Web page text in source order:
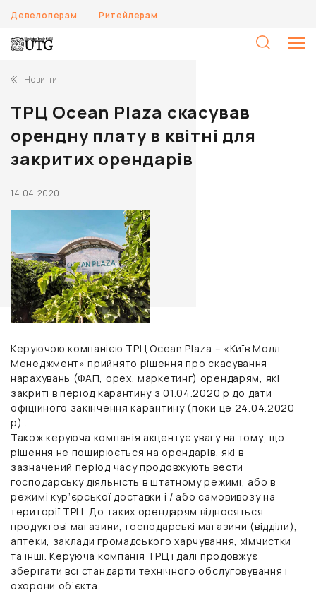
Девелоперам Ритейлерам
Новини
ТРЦ Ocean Plaza скасував
орендну плату в квітні для
закритих орендарів
14.04.2020
Керуючою компанією ТРЦ Ocean Plaza – «Київ Молл
Менеджмент» прийнято рішення про скасування
нарахувань (ФАП, opeх, маркетинг) орендарям, які
закриті в період карантину з 01.04.2020 р до дати
офіційного закінчення карантину (поки це 24.04.2020
р) .
Також керуюча компанія акцентує увагу на тому, що
рішення не поширюється на орендарів, які в
зазначений період часу продовжують вести
господарську діяльність в штатному режимі, або в
режимі кур’єрської доставки і / або самовивозу на
території ТРЦ. До таких орендарям відносяться
продуктові магазини, господарські магазини (відділи),
аптеки, заклади громадського харчування, хімчистки
та інші. Керуюча компанія ТРЦ і далі продовжує
зберігати всі стандарти технічного обслуговування і
охорони об’єкта.